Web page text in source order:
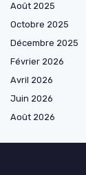
Août 2025
Octobre 2025
Décembre 2025
Février 2026
Avril 2026
Juin 2026
Août 2026